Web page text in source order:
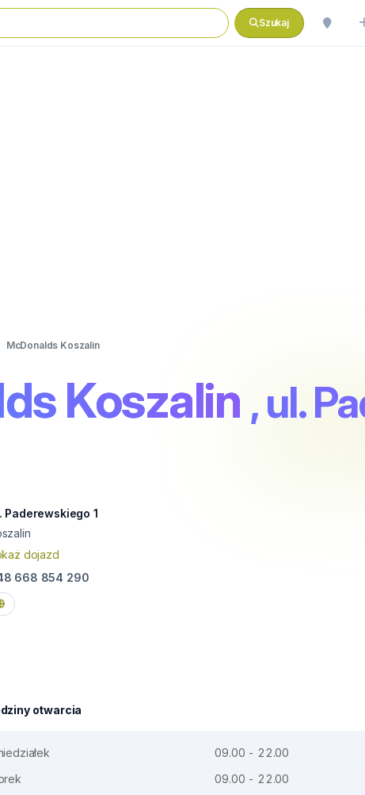
Szukaj
McDonalds Koszalin
Koszalin , ul.
Paderewskiego 1
dojazd
668 854 290
otwarcia
09.00 - 22.00
09.00 - 22.00